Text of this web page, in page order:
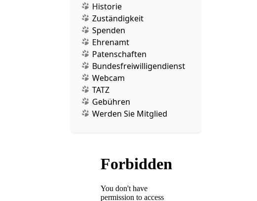
Historie
Zuständigkeit
Spenden
Ehrenamt
Patenschaften
Bundesfreiwilligendienst
Webcam
TATZ
Gebühren
Werden Sie Mitglied